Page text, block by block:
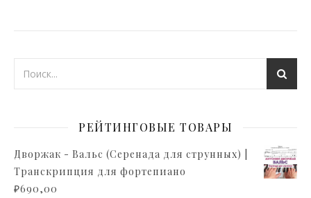
РЕЙТИНГОВЫЕ ТОВАРЫ
Дворжак - Вальс (Серенада для струнных) |
Транскрипция для фортепиано
₽690,00